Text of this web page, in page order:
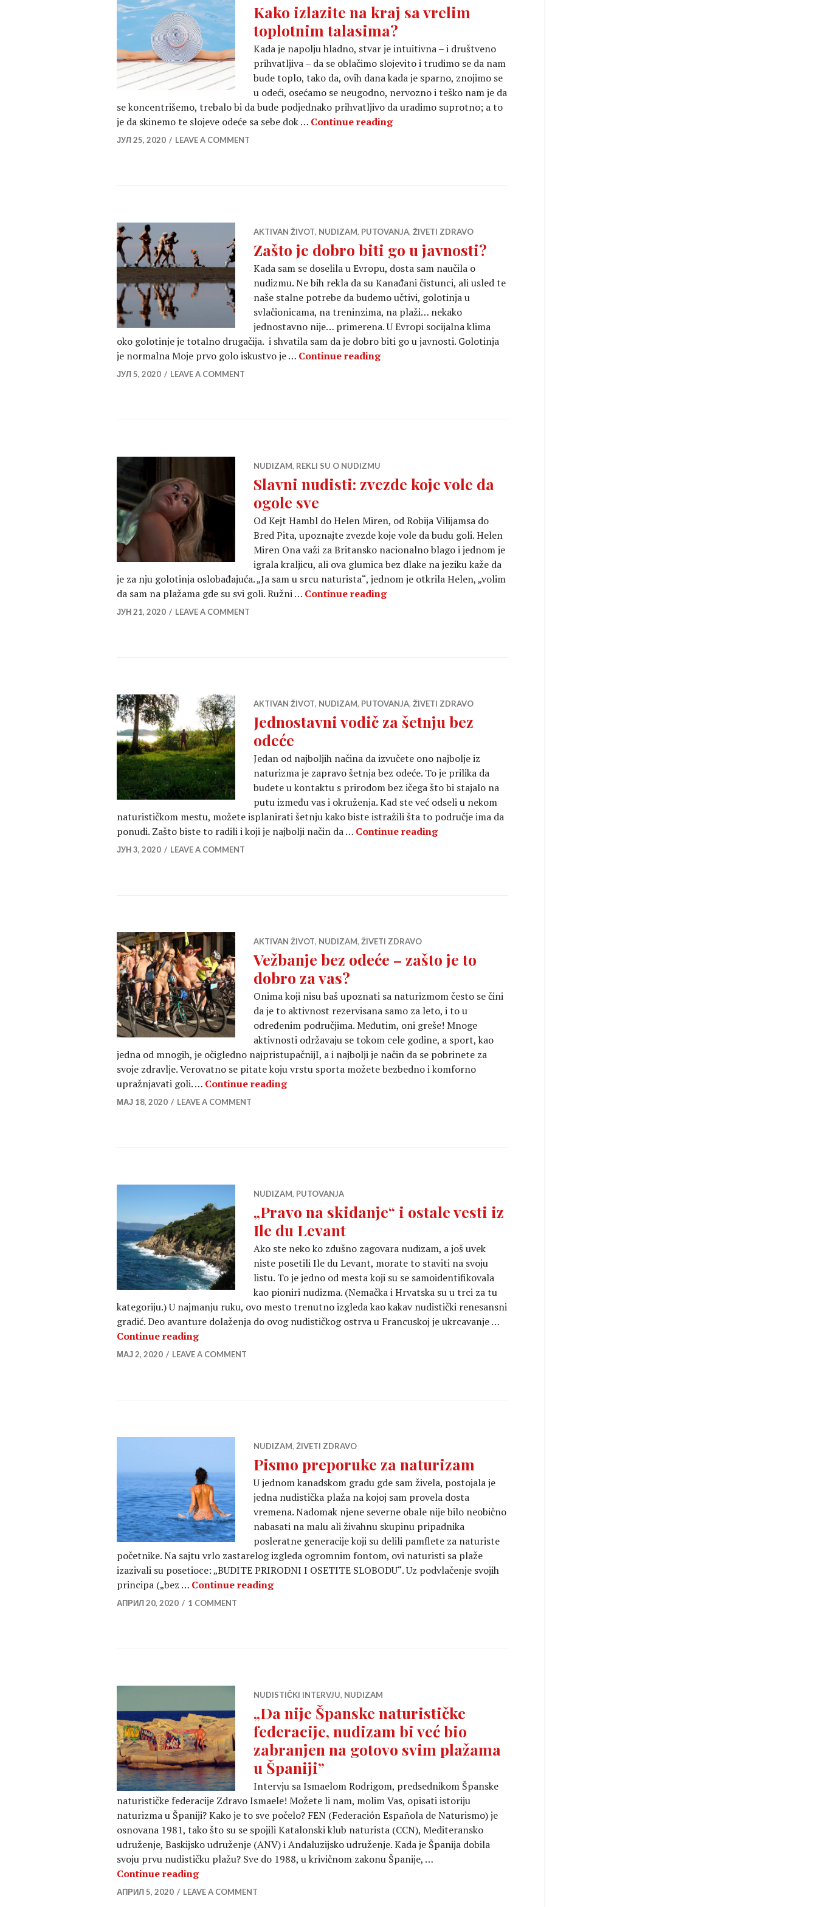
Kako izlazite na kraj sa vrelim
toplotnim talasima?
Kada je napolju hladno, stvar je intuitivna – i društveno
prihvatljiva – da se oblačimo slojevito i trudimo se da nam
bude toplo, tako da, ovih dana kada je sparno, znojimo se
u odeći, osećamo se neugodno, nervozno i teško nam je da
se koncentrišemo, trebalo bi da bude podjednako prihvatljivo da uradimo suprotno; a to
je da skinemo te slojeve odeće sa sebe dok … Continue readingKako izlazite na kraj sa vrelim toplotnim talasima?
ЈУЛ 25, 2020 LEAVE A COMMENT
AKTIVAN ŽIVOT, NUDIZAM, PUTOVANJA, ŽIVETI ZDRAVO
Zašto je dobro biti go u javnosti?
Kada sam se doselila u Evropu, dosta sam naučila o
nudizmu. Ne bih rekla da su Kanađani čistunci, ali usled te
naše stalne potrebe da budemo učtivi, golotinja u
svlačionicama, na treninzima, na plaži… nekako
jednostavno nije… primerena. U Evropi socijalna klima
oko golotinje je totalno drugačija. i shvatila sam da je dobro biti go u javnosti. Golotinja
je normalna Moje prvo golo iskustvo je … Continue readingZašto je dobro biti go u javnosti?
ЈУЛ 5, 2020 LEAVE A COMMENT
NUDIZAM, REKLI SU O NUDIZMU
Slavni nudisti: zvezde koje vole da
ogole sve
Od Kejt Hambl do Helen Miren, od Robija Vilijamsa do
Bred Pita, upoznajte zvezde koje vole da budu goli. Helen
Miren Ona važi za Britansko nacionalno blago i jednom je
igrala kraljicu, ali ova glumica bez dlake na jeziku kaže da
je za nju golotinja oslobađajuća. „Ja sam u srcu naturista“, jednom je otkrila Helen, „volim
da sam na plažama gde su svi goli. Ružni … Continue readingSlavni nudisti: zvezde koje vole da ogole sve
ЈУН 21, 2020 LEAVE A COMMENT
AKTIVAN ŽIVOT, NUDIZAM, PUTOVANJA, ŽIVETI ZDRAVO
Jednostavni vodič za šetnju bez
odeće
Jedan od najboljih načina da izvučete ono najbolje iz
naturizma je zapravo šetnja bez odeće. To je prilika da
budete u kontaktu s prirodom bez ičega što bi stajalo na
putu između vas i okruženja. Kad ste već odseli u nekom
naturističkom mestu, možete isplanirati šetnju kako biste istražili šta to područje ima da
ponudi. Zašto biste to radili i koji je najbolji način da … Continue readingJednostavni vodič za šetnju bez odeće
ЈУН 3, 2020 LEAVE A COMMENT
AKTIVAN ŽIVOT, NUDIZAM, ŽIVETI ZDRAVO
Vežbanje bez odeće – zašto je to
dobro za vas?
Onima koji nisu baš upoznati sa naturizmom često se čini
da je to aktivnost rezervisana samo za leto, i to u
određenim područjima. Međutim, oni greše! Mnoge
aktivnosti održavaju se tokom cele godine, a sport, kao
jedna od mnogih, je očigledno najpristupačnijI, a i najbolji je način da se pobrinete za
svoje zdravlje. Verovatno se pitate koju vrstu sporta možete bezbedno i komforno
upražnjavati goli. … Continue readingVežbanje bez odeće – zašto je to dobro za vas?
МАЈ 18, 2020 LEAVE A COMMENT
NUDIZAM, PUTOVANJA
„Pravo na skidanje“ i ostale vesti iz
Ile du Levant
Ako ste neko ko zdušno zagovara nudizam, a još uvek
niste posetili Ile du Levant, morate to staviti na svoju
listu. To je jedno od mesta koji su se samoidentifikovala
kao pioniri nudizma. (Nemačka i Hrvatska su u trci za tu
kategoriju.) U najmanju ruku, ovo mesto trenutno izgleda kao kakav nudistički renesansni
gradić. Deo avanture dolaženja do ovog nudističkog ostrva u Francuskoj je ukrcavanje …
Continue reading„Pravo na skidanje“ i ostale vesti iz Ile du Levant
МАЈ 2, 2020 LEAVE A COMMENT
NUDIZAM, ŽIVETI ZDRAVO
Pismo preporuke za naturizam
U jednom kanadskom gradu gde sam živela, postojala je
jedna nudistička plaža na kojoj sam provela dosta
vremena. Nadomak njene severne obale nije bilo neobično
nabasati na malu ali živahnu skupinu pripadnika
posleratne generacije koji su delili pamflete za naturiste
početnike. Na sajtu vrlo zastarelog izgleda ogromnim fontom, ovi naturisti sa plaže
izazivali su posetioce: „BUDITE PRIRODNI I OSETITE SLOBODU“. Uz podvlačenje svojih
principa („bez … Continue readingPismo preporuke za naturizam
АПРИЛ 20, 2020 1 COMMENT
NUDISTIČKI INTERVJU, NUDIZAM
„Da nije Španske naturističke
federacije, nudizam bi već bio
zabranjen na gotovo svim plažama
u Španiji”
Intervju sa Ismaelom Rodrigom, predsednikom Španske
naturističke federacije Zdravo Ismaele! Možete li nam, molim Vas, opisati istoriju
naturizma u Španiji? Kako je to sve počelo? FEN (Federación Española de Naturismo) je
osnovana 1981, tako što su se spojili Katalonski klub naturista (CCN), Mediteransko
udruženje, Baskijsko udruženje (ANV) i Andaluzijsko udruženje. Kada je Španija dobila
svoju prvu nudističku plažu? Sve do 1988, u krivičnom zakonu Španije, …
Continue reading„Da nije Španske naturističke federacije, nudizam bi već bio zabranjen na gotovo svim plažama u Španiji”
АПРИЛ 5, 2020 LEAVE A COMMENT